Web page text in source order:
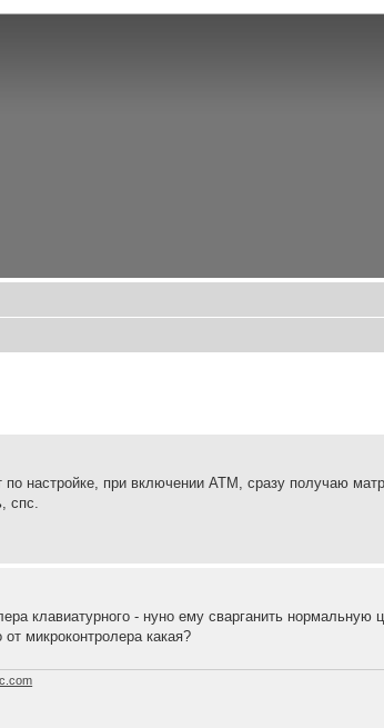
по настройке, при включении АТМ, сразу получаю
спс.
клавиатурного - нуно ему сварганить нормальную
микроконтролера какая?